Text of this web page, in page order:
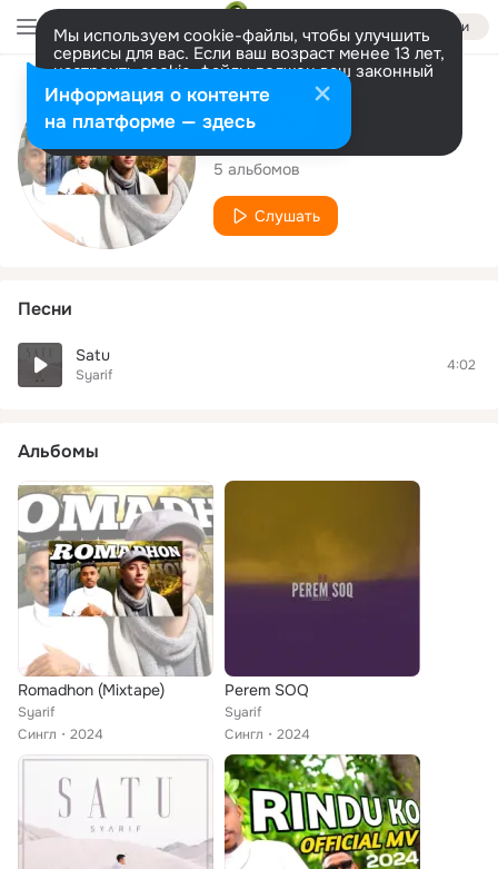
Войти
Мы используем cookie-файлы, чтобы улучшить
сервисы для вас. Если ваш возраст менее 13 лет,
настроить cookie-файлы должен ваш законный
представитель. Больше информации
Разрешить все Настроить
Исполнитель
Syarif
5 альбомов
Слушать
Песни
Satu
Syarif
4:02
Альбомы
Romadhon (Mixtape)
Syarif
Сингл
2024
Perem SOQ
Syarif
Сингл
2024
Информация о контенте
на платформе — здесь